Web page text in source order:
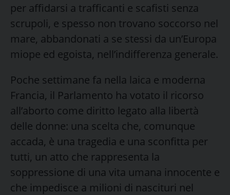
per affidarsi a trafficanti e scafisti senza
scrupoli, e spesso non trovano soccorso nel
mare, abbandonati a se stessi da un’Europa
miope ed egoista, nell’indifferenza generale.
Poche settimane fa nella laica e moderna
Francia, il Parlamento ha votato il ricorso
all’aborto come diritto legato alla libertà
delle donne: una scelta che, comunque
accada, è una tragedia e una sconfitta per
tutti, un atto che rappresenta la
soppressione di una vita umana innocente e
che impedisce a milioni di nascituri nel